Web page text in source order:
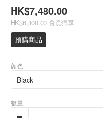
HK$7,480.00
HK$6,800.00 會員獨享
預購商品
顏色
數量